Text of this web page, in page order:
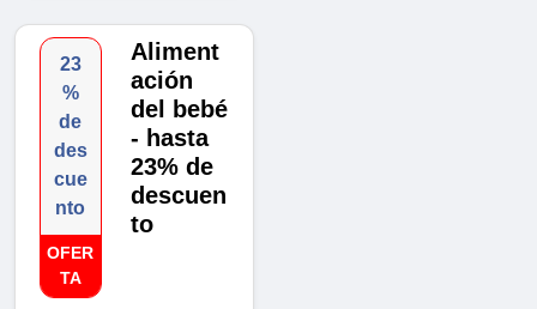
23
%
de
des
cue
nto
OFER
TA
Aliment
ación
del bebé
- hasta
23% de
descuen
to